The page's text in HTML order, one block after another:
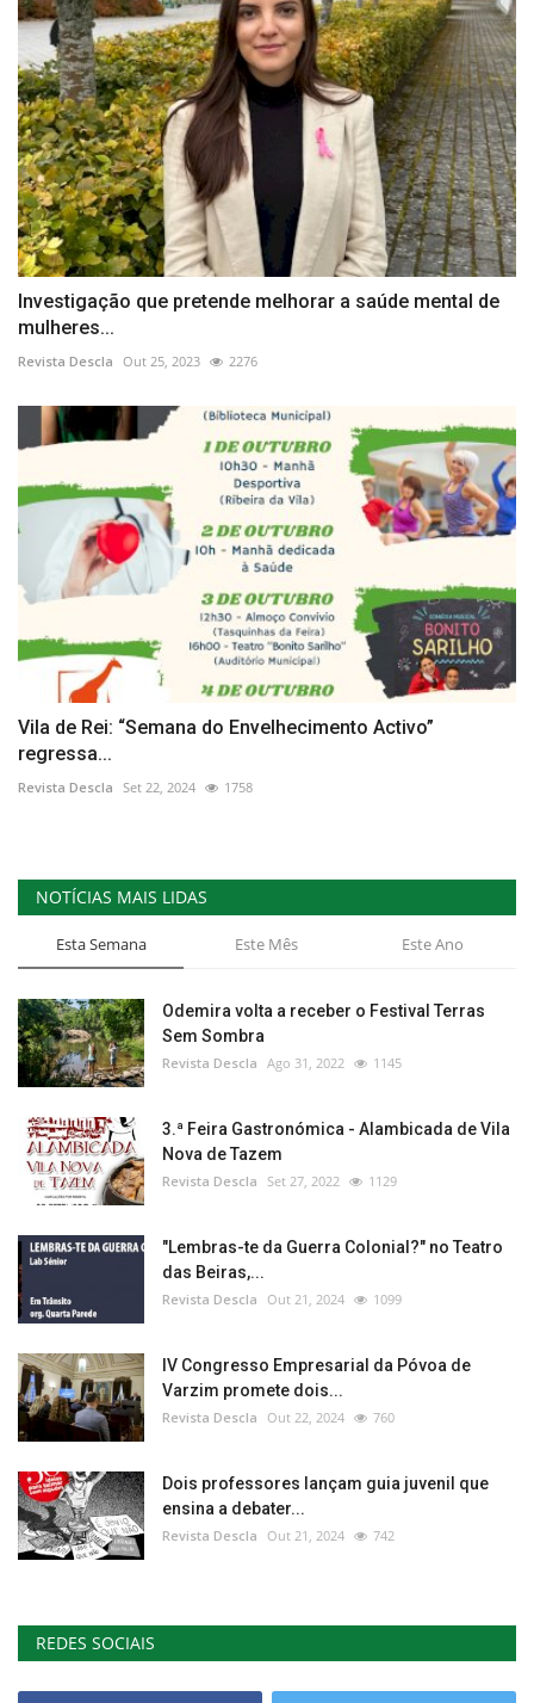
Investigação que pretende melhorar a saúde mental de
mulheres...
Revista Descla Out 25, 2023 2276
Vila de Rei: “Semana do Envelhecimento Activo”
regressa...
Revista Descla Set 22, 2024 1758
NOTÍCIAS MAIS LIDAS
Esta Semana Este Mês Este Ano
Odemira volta a receber o Festival Terras
Sem Sombra
Revista Descla Ago 31, 2022 1145
3.ª Feira Gastronómica - Alambicada de Vila
Nova de Tazem
Revista Descla Set 27, 2022 1129
"Lembras-te da Guerra Colonial?" no Teatro
das Beiras,...
Revista Descla Out 21, 2024 1099
IV Congresso Empresarial da Póvoa de
Varzim promete dois...
Revista Descla Out 22, 2024 760
Dois professores lançam guia juvenil que
ensina a debater...
Revista Descla Out 21, 2024 742
REDES SOCIAIS